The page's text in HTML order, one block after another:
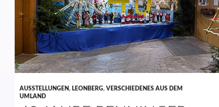
AUSSTELLUNGEN, LEONBERG, VERSCHIEDENES AUS DEM
UMLAND